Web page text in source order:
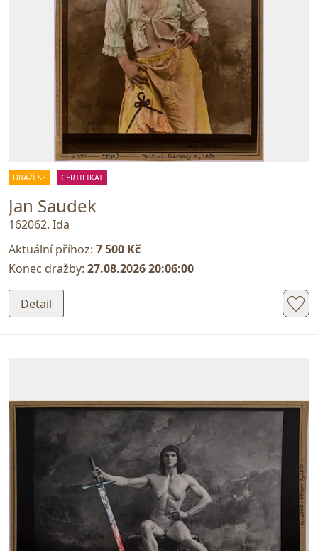
DRAŽÍ SE CERTIFIKÁT
Jan Saudek
162062. Ida
Aktuální příhoz: 7 500 Kč
Konec dražby: 27.08.2026 20:06:00
Detail